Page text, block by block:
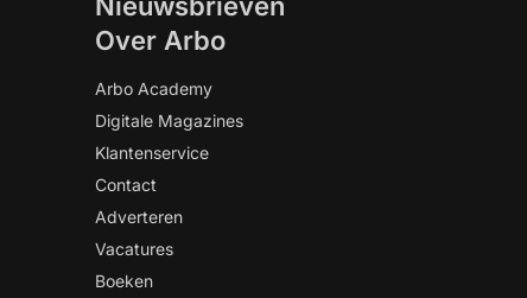
Over Arbo
Arbo Academy
Digitale Magazines
Klantenservice
Contact
Adverteren
Vacatures
Boeken